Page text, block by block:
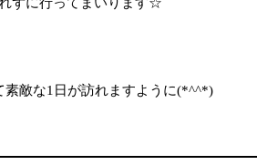
素敵な1日が訪れますように(*^^*)